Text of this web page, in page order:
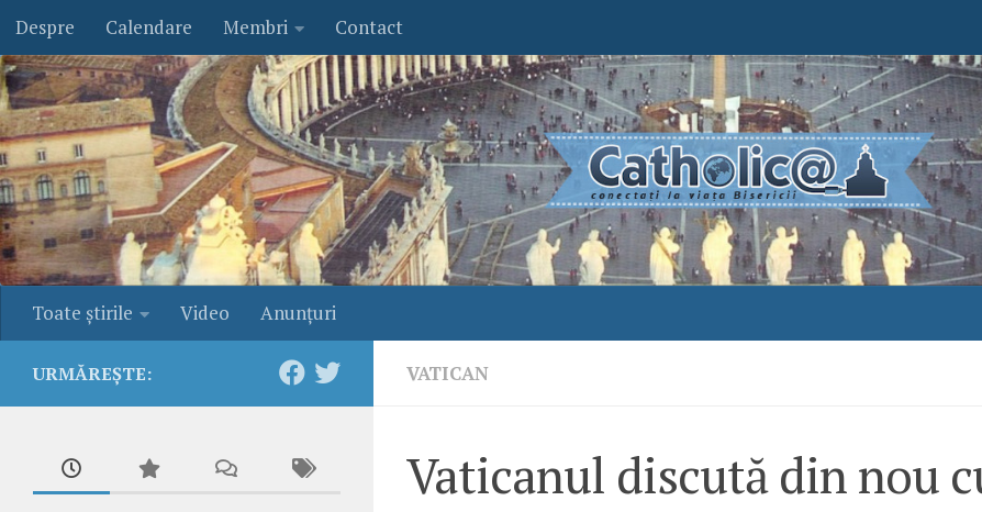
Skip to content
Despre Calendare Membri Contact
Toate ştirile Video Anunţuri
VATICAN
Vaticanul discută din nou
URMĂREȘTE: